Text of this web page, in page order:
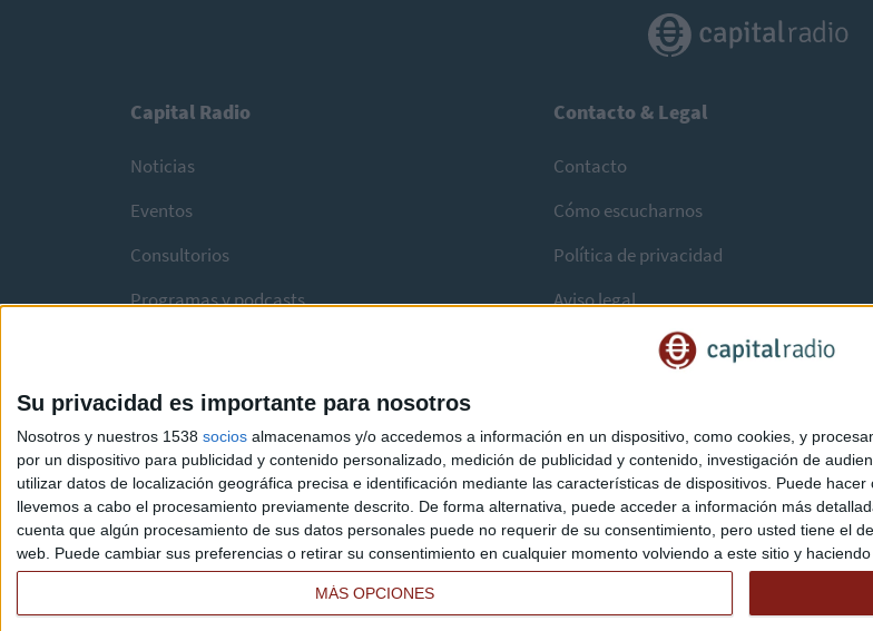
Su privacidad es importante para nosotros
Nosotros y nuestros 1538 socios almacenamos y/o accedemos a información en un dispositivo, como cookies, y
por un dispositivo para publicidad y contenido personalizado, medición de publicidad y contenido, investigación de
utilizar datos de localización geográfica precisa e identificación mediante las características de dispositivos. Puede
llevemos a cabo el procesamiento previamente descrito. De forma alternativa, puede acceder a información más
cuenta que algún procesamiento de sus datos personales puede no requerir de su consentimiento, pero usted tiene el
web. Puede cambiar sus preferencias o retirar su consentimiento en cualquier momento volviendo a este sitio y
MÁS OPCIONES
Capital Radio
Noticias
Eventos
Consultorios
Programas y podcasts
Contacto & Legal
Contacto
Cómo escucharnos
Política de privacidad
Aviso legal